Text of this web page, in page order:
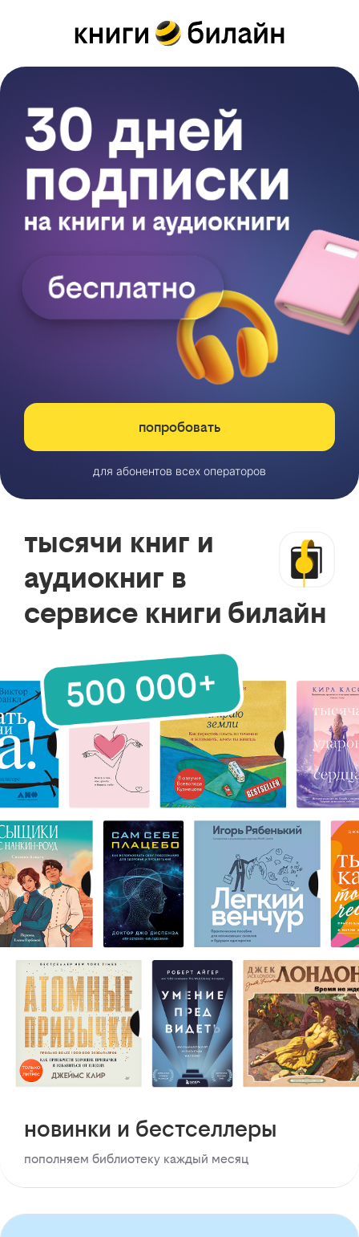
попробовать
для абонентов всех операторов
тысячи книг и
аудиокниг в
сервисе книги билайн
новинки и бестселлеры
пополняем библиотеку каждый месяц